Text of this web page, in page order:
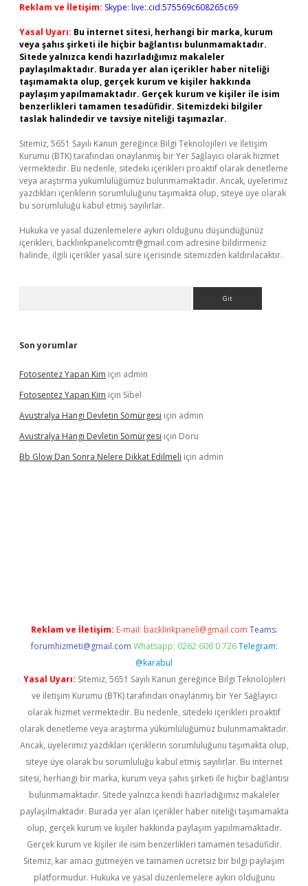
Reklam ve İletişim: Skype: live:.cid.575569c608265c69
Yasal Uyarı: Bu internet sitesi, herhangi bir marka, kurum
veya şahıs şirketi ile hiçbir bağlantısı bulunmamaktadır.
Sitede yalnızca kendi hazırladığımız makaleler
paylaşılmaktadır. Burada yer alan içerikler haber niteliği
taşımamakta olup, gerçek kurum ve kişiler hakkında
paylaşım yapılmamaktadır. Gerçek kurum ve kişiler ile isim
benzerlikleri tamamen tesadüfidir. Sitemizdeki bilgiler
taslak halindedir ve tavsiye niteliği taşımazlar.
Sitemiz, 5651 Sayılı Kanun gereğince Bilgi Teknolojileri ve İletişim
Kurumu (BTK) tarafından onaylanmış bir Yer Sağlayıcı olarak hizmet
vermektedir. Bu nedenle, sitedeki içerikleri proaktif olarak denetleme
veya araştırma yükümlülüğümüz bulunmamaktadır. Ancak, üyelerimiz
yazdıkları içeriklerin sorumluluğunu taşımakta olup, siteye üye olarak
bu sorumluluğu kabul etmiş sayılırlar.
Hukuka ve yasal düzenlemelere aykırı olduğunu düşündüğünüz
içerikleri, backlinkpanelicomtr@gmail.com adresine bildirmeniz
halinde, ilgili içerikler yasal süre içerisinde sitemizden kaldırılacaktır.
Son yorumlar
Fotosentez Yapan Kim için admin
Fotosentez Yapan Kim için Sibel
Avustralya Hangi Devletin Sömürgesi için admin
Avustralya Hangi Devletin Sömürgesi için Doru
Bb Glow Dan Sonra Nelere Dikkat Edilmeli için admin
Reklam ve İletişim: E-mail: backlinkpaneli@gmail.com Teams:
forumhizmeti@gmail.com Whatsapp: 0262 606 0 726 Telegram:
@karabul
Yasal Uyarı: Sitemiz, 5651 Sayılı Kanun gereğince Bilgi Teknolojileri
ve İletişim Kurumu (BTK) tarafından onaylanmış bir Yer Sağlayıcı
olarak hizmet vermektedir. Bu nedenle, sitedeki içerikleri proaktif
olarak denetleme veya araştırma yükümlülüğümüz bulunmamaktadır.
Ancak, üyelerimiz yazdıkları içeriklerin sorumluluğunu taşımakta olup,
siteye üye olarak bu sorumluluğu kabul etmiş sayılırlar. Bu internet
sitesi, herhangi bir marka, kurum veya şahıs şirketi ile hiçbir bağlantısı
bulunmamaktadır. Sitede yalnızca kendi hazırladığımız makaleler
paylaşılmaktadır. Burada yer alan içerikler haber niteliği taşımamakta
olup, gerçek kurum ve kişiler hakkında paylaşım yapılmamaktadır.
Gerçek kurum ve kişiler ile isim benzerlikleri tamamen tesadüfidir.
Sitemiz, kar amacı gütmeyen ve tamamen ücretsiz bir bilgi paylaşım
platformudur. Hukuka ve yasal düzenlemelere aykırı olduğunu